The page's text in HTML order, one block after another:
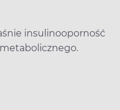
insulinooporność